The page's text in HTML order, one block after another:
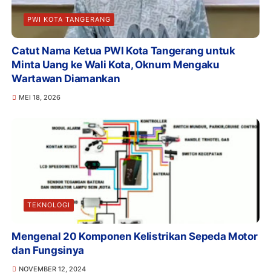
PWI KOTA TANGERANG
Catut Nama Ketua PWI Kota Tangerang untuk
Minta Uang ke Wali Kota, Oknum Mengaku
Wartawan Diamankan
MEI 18, 2026
TEKNOLOGI
Mengenal 20 Komponen Kelistrikan Sepeda Motor
dan Fungsinya
NOVEMBER 12, 2024